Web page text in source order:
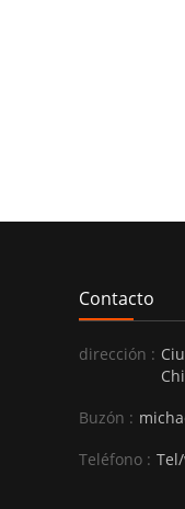
Contacto
dirección :
Buzón :
Teléfono :